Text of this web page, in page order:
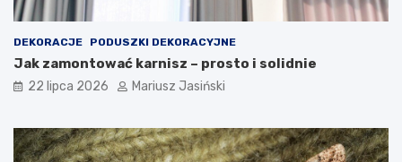
DEKORACJE PODUSZKI DEKORACYJNE
Jak zamontować karnisz – prosto i solidnie
22 lipca 2026 Mariusz Jasiński